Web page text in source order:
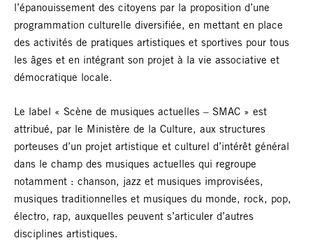
l’épanouissement des citoyens par la proposition d’une
programmation culturelle diversifiée, en mettant en place
des activités de pratiques artistiques et sportives pour tous
les âges et en intégrant son projet à la vie associative et
démocratique locale.
Le label « Scène de musiques actuelles – SMAC » est
attribué, par le Ministère de la Culture, aux structures
porteuses d’un projet artistique et culturel d’intérêt général
dans le champ des musiques actuelles qui regroupe
notamment : chanson, jazz et musiques improvisées,
musiques traditionnelles et musiques du monde, rock, pop,
électro, rap, auxquelles peuvent s’articuler d’autres
disciplines artistiques.